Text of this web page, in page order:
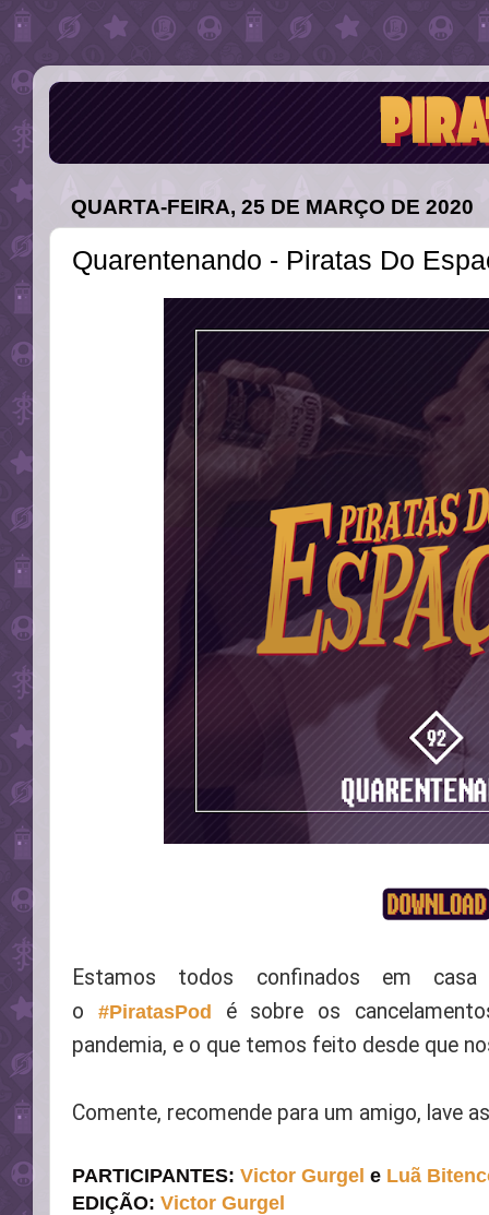
QUARTA-FEIRA, 25 DE MARÇO DE 2020
Quarentenando - Piratas Do
Estamos todos confinados em
o #PiratasPod
é sobre os
pandemia, e o que temos feito desde que
Comente, recomende para um amigo, lave
PARTICIPANTES: Victor Gurge e Luã
EDIÇÃO: Victor Gurge